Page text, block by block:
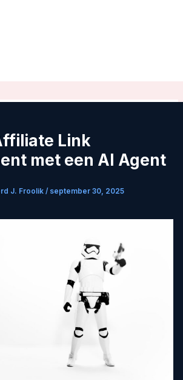
Link
met een AI Agent
J. Froolik / september 30, 2025